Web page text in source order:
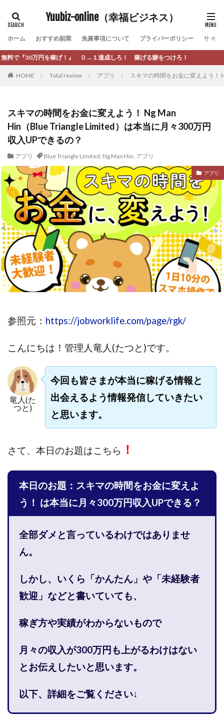
Yuubiz-online（幸福ビジネス）
ホーム おすすめ副業 免責事項について プライバーポリシー サイト
達成しろ！ 稼げる癖をつけろ！
HOME Total review アプリ スキマの時間をお金に変えよう！
スキマの時間をお金に変えよう！ Ng Man
Hin（Blue Triangle Limited）は本当に月々300万円
収入UPできるの？
アプリ Blue Triangle Limited, Ng Man Hin, アプリ
アプリ
参照元： https://jobworklife.com/page/rgk/
こんにちは！ 管理人竜人(たつと)です。
竜人(た
つと)
今回も皆さまが本当に稼げる情報と
出会えるよう情報発信していきたい
と思います。
さて、 本日のお題はこちら ！
本日のお題：スキマの時間をお金に変えよ
う！ は本当に月々300万円収入UPできる？
全部ダメと言っているわけではありませ
ん。
しかし、いくら「かんたん」や「未経験者
歓迎」などと書いていても、
稼ぎ方や実績がわからないもので
月々の収入が300万円も上がるわけはない
とお伝えしたいと思います。
以下、詳細をご覧ください↓
タグ
[公式]マネツク 松永千代 本田
杉本 裕介
村上翔吾
村岡 大樹 村麻巴香
松尾健一郎
松澤英二
本当にあったうまい話
松野有希
柏木直人
栗原久美子 栗田真一
株式会社 door
株式会社 e-FLAGS
株式会社 安藤企画
株式会社 業
株式会社１(イチ)
株式会社8Bee
本橋へいすけ
木村大輔
株式会社Appacle
日給5万円可能なながら感覚の副収入アプリ
投資家 亜依
攝津智洋
放置ISマネー(放置 is money)
斉藤 敏雄
斎藤 敏雄 新井 孝弘
新井 悠馬
新川卓也
新選組(ガチンコ副業投資)
星野拓馬
望月詩織
暮らしのノマド
最先端スマホワーク
最新AI 5つの錬金術
最短1分で3万円が稼げる即金副業アプリ
有限会社エステージア
有限会社ユースフルインフォ
株式会社8EIGHT8
株式会社Asset Cube
株式会社PRICELESS
株式会社NATURAL NINE
株式会社NEXT LEVEL
株式会社NKcreative
株式会社note
株式会社OMT
株式会社one
株式会社ORIT
株式会社PACHA(パチャ)
株式会社PLUM
株式会社PROGRESS
株式会社Regene
株式会社Research
株式会社reward
株式会社ROAD
株式会社SD TRUST
株式会社SELLTEC
株式会社Seven stud
株式会社SixSence
株式会社Smart Life
株式会社soleil
株式会社monokoko
株式会社Link Partners
株式会社Bell tree
株式会社BLOOM
株式会社BLUE
株式会社Continue Marketing LAB
株式会社FrontShine
株式会社Link
株式会社GOLAZO
株式会社greed
株式会社GW
株式会社H・S
株式会社H.S
手塚 久典
戸井田拓也
株式会社Stella
大川康治
坪井 健 堤 舞尋
塚原健太